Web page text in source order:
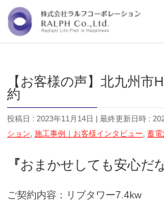
【お客様の声】北九州
約
投稿日 : 2023年11月14日 最終更新日時 :
ション 施工事例｜お客様インタビュー 蓄電
『おまかせしても安心だ
ご契約内容：リブタワー7.4kw